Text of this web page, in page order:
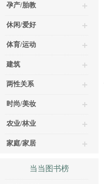
孕产/胎教
休闲/爱好
体育/运动
建筑
两性关系
时尚/美妆
农业/林业
家庭/家居
当当图书榜